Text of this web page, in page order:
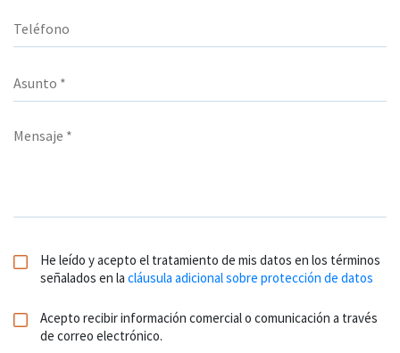
He leído y acepto el tratamiento de mis datos en los términos
señalados en la cláusula adicional sobre protección de datos
Acepto recibir información comercial o comunicación a través
de correo electrónico.